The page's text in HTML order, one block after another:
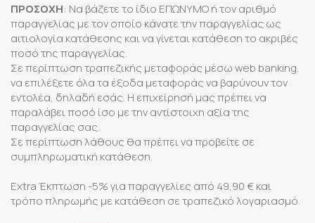
ΠΡΟΣΟXH: Να βάζετε το ίδιο ΕΠΩΝΥΜΟ ή τον αριθμό
παραγγελίας με τον οποίο κάνατε την παραγγελίας ως
αιτιολογία κατάθεσης και να γίνεται κατάθεση το ακριβές
ποσό της παραγγελίας.
Σε περίπτωση τραπεζικής μεταφοράς μέσω web banking,
να επιλέξετε όλα τα έξοδα μεταφοράς να βαρύνουν τον
εντολέα, δηλαδή εσάς. Η επιχείρησή μας πρέπει να
παραλάβει ποσό ίσο με την αντίστοιχη αξία της
παραγγελίας σας.
Σε περίπτωση λάθους θα πρέπει να προβείτε σε
συμπληρωματική κατάθεση.
Extra Έκπτωση -5% για παραγγελίες από 49,90 € και
τρόπο πληρωμής με κατάθεση σε τραπεζικό λογαριασμό.